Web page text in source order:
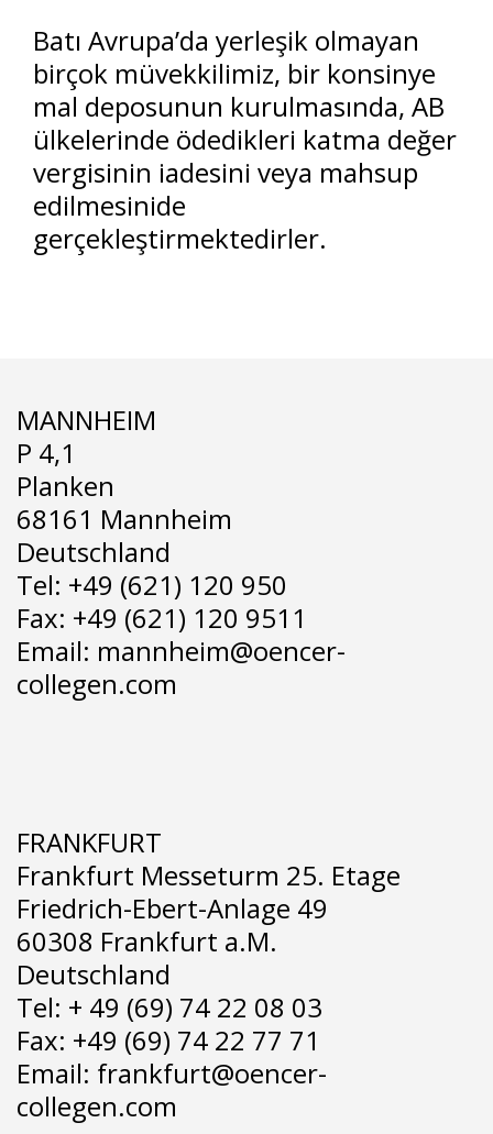
Batı Avrupa’da yerleşik olmayan
birçok müvekkilimiz, bir konsinye
mal deposunun kurulmasında, AB
ülkelerinde ödedikleri katma değer
vergisinin iadesini veya mahsup
edilmesinide
gerçekleştirmektedirler.
MANNHEIM
P 4,1
Planken
68161 Mannheim
Deutschland
Tel: +49 (621) 120 950
Fax: +49 (621) 120 9511
Email: mannheim@oencer-
collegen.com
FRANKFURT
Frankfurt Messeturm 25. Etage
Friedrich-Ebert-Anlage 49
60308 Frankfurt a.M.
Deutschland
Tel: + 49 (69) 74 22 08 03
Fax: +49 (69) 74 22 77 71
Email: frankfurt@oencer-
collegen.com